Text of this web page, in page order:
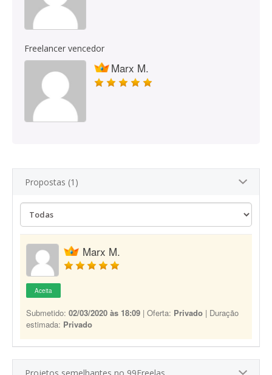
Freelancer vencedor
Marx M.
Propostas (1)
Marx M.
Aceita
Submetido: 02/03/2020 às 18:09 | Oferta: Privado | Duração
estimada: Privado